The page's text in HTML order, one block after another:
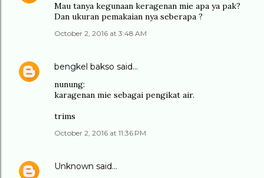
Mau tanya kegunaan keragenan mie apa ya pak?
Dan ukuran pemakaian nya seberapa ?
October 2, 2016 at 3:48 AM
bengkel bakso said…
nunung:
karagenan mie sebagai pengikat air.
trims
October 2, 2016 at 11:36 PM
Unknown said…